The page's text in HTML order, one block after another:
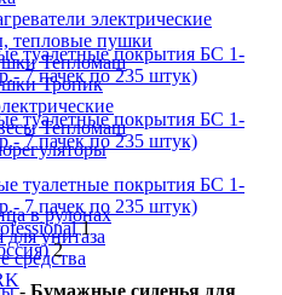
электрические
тепловые пушки
Тепломаш
Тропик
Тепломаш
в рулонах
унитаза
1
2
- Бумажные сиденья для